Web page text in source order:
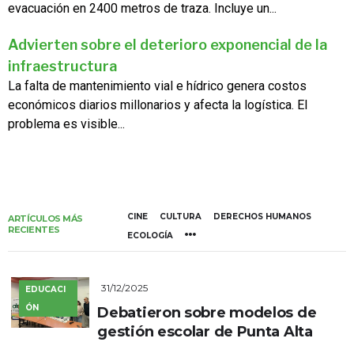
evacuación en 2400 metros de traza. Incluye un...
Advierten sobre el deterioro exponencial de la
infraestructura
La falta de mantenimiento vial e hídrico genera costos
económicos diarios millonarios y afecta la logística. El
problema es visible...
ARTÍCULOS MÁS
RECIENTES
CINE CULTURA
DERECHOS HUMANOS
ECOLOGÍA
EDUCACI
ÓN
31/12/2025
Debatieron sobre modelos de
gestión escolar de Punta Alta